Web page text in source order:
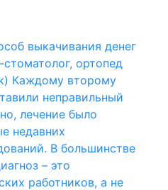
выкачивания денег
ортопед
Каждому второму
неправильный
лечение было
недавних
В большинстве
– это
работников, а не